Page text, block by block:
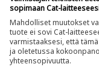
sopimaan Cat-
Mahdolliset muutokset
tuote ei sovi Cat-
varmistaaksesi, että
ja oletetussa
yhteensopivuutta.